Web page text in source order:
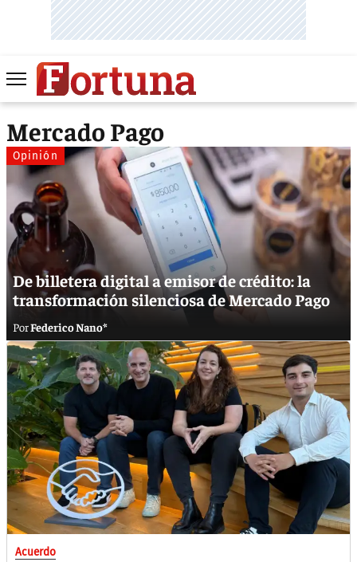
Mercado Pago
Opinión
De billetera digital a emisor de crédito: la
transformación silenciosa de Mercado Pago
Federico Nano*
Acuerdo